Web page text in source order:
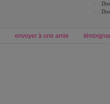
envoyer à une amie